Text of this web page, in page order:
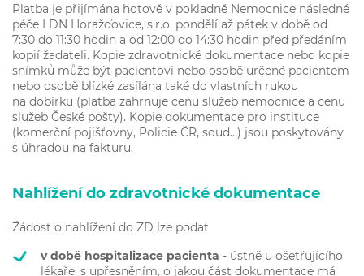
Platba je přijímána hotově v pokladně Nemocnice následné
péče LDN Horažďovice, s.r.o. pondělí až pátek v době od
7:30 do 11:30 hodin a od 12:00 do 14:30 hodin před předáním
kopií žadateli. Kopie zdravotnické dokumentace nebo kopie
snímků může být pacientovi nebo osobě určené pacientem
nebo osobě blízké zasílána také do vlastních rukou
na dobírku (platba zahrnuje cenu služeb nemocnice a cenu
služeb České pošty). Kopie dokumentace pro instituce
(komerční pojišťovny, Policie ČR, soud…) jsou poskytovány
s úhradou na fakturu.
Nahlížení do zdravotnické dokumentace
Žádost o nahlížení do ZD lze podat
v době hospitalizace pacienta - ústně u ošetřujícího
lékaře, s upřesněním, o jakou část dokumentace má